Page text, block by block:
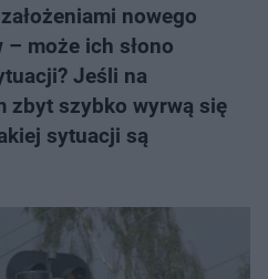
nowego
może ich słono
Jeśli na
zbyt szybko wyrwą się
sytuacji są